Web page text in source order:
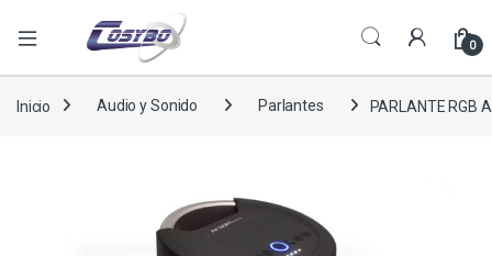
0
Inicio Audio y Sonido Parlantes PARLANTE RGB